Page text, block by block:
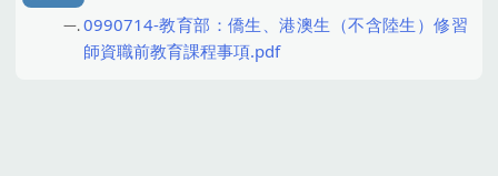
0990714-教育部：僑生、港澳生（不含陸生）修習
師資職前教育課程事項.pdf